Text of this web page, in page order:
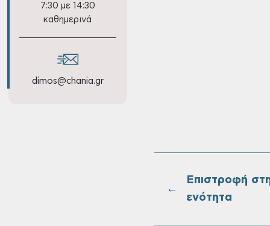
7:30 με 14:30
καθημερινά
dimos@chania.gr
←
Επιστροφή
ενότητα